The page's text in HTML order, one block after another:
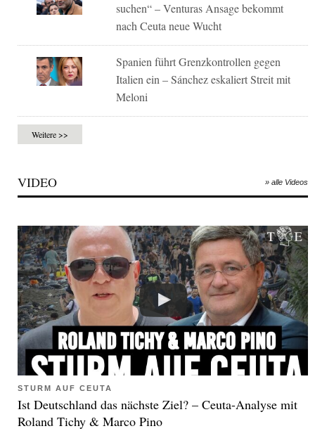
suchen“ – Venturas Ansage bekommt
nach Ceuta neue Wucht
Spanien führt Grenzkontrollen gegen
Italien ein – Sánchez eskaliert Streit mit
Meloni
Weitere >>
VIDEO » alle Videos
STURM AUF CEUTA
Ist Deutschland das nächste Ziel? – Ceuta-Analyse mit
Roland Tichy & Marco Pino